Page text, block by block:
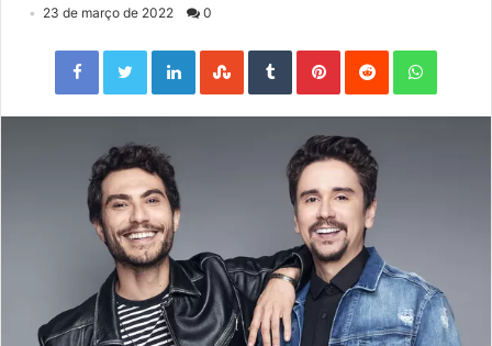
23 de março de 2022 0
Facebook Twitter LinkedIn StumbleUpon Tumblr Pinterest Reddit